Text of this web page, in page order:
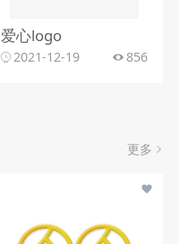
爱心logo
2021-12-19 856
更多